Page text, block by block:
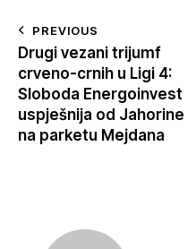
PREVIOUS
Drugi vezani trijumf
crveno-crnih u Ligi 4:
Sloboda Energoinvest
uspješnija od Jahorine
na parketu Mejdana